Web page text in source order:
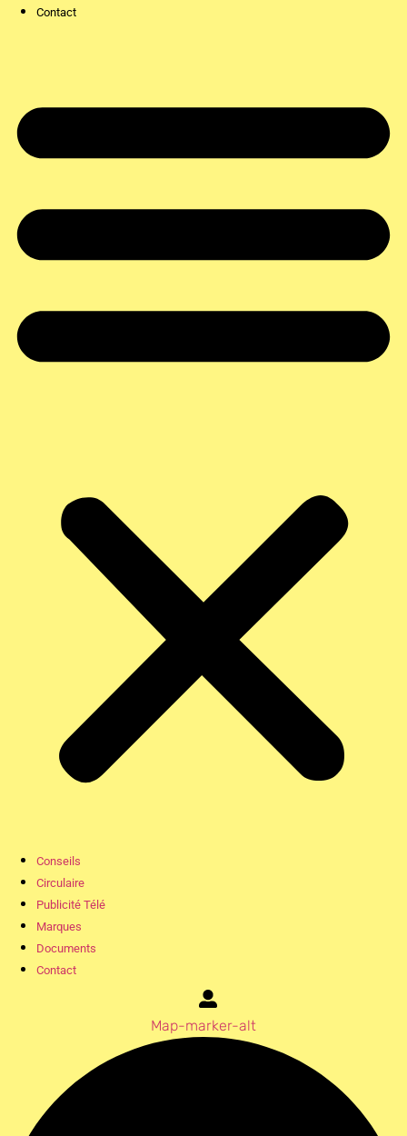
Contact
Conseils
Circulaire
Publicité Télé
Marques
Documents
Contact
Map-marker-alt